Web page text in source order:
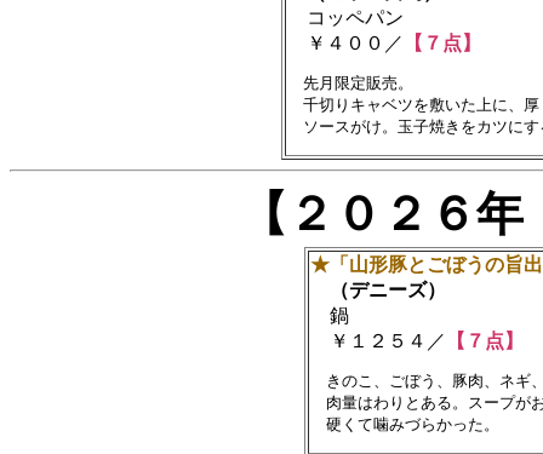
コッペパン
￥４００／ 【７点】
先月限定販売。
千切りキャベツを敷いた上に、
【２０２６
★「山形豚とごぼうの旨
（デニーズ）
鍋
￥１２５４／
【７点】
きのこ、ごぼう、豚肉、ネギ
肉量はわりとある。スープが